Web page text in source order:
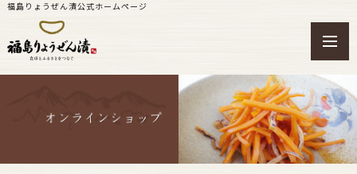
福島りょうぜん漬公式ホームページ